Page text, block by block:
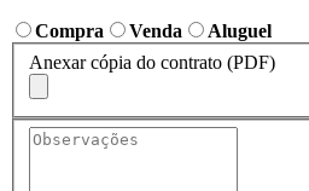
Compra Venda
Aluguel
Anexar cópia do contrato (PDF)